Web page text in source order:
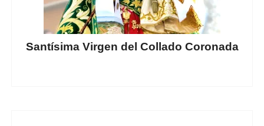
Santísima Virgen del Collado Coronada